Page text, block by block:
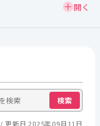
検索
更新日 2025年09月11日